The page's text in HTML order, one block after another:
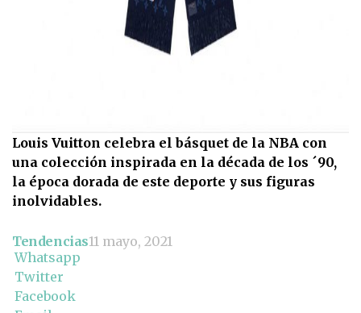
Louis Vuitton celebra el básquet de la NBA con
una colección inspirada en la década de los ´90,
la época dorada de este deporte y sus figuras
inolvidables.
Tendencias11 mayo, 2021
Whatsapp
Twitter
Facebook